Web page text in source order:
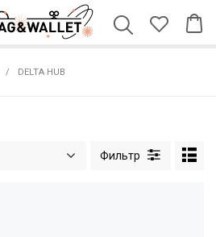
DELTA HUB